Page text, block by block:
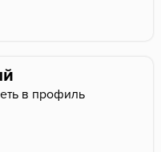
в профиль